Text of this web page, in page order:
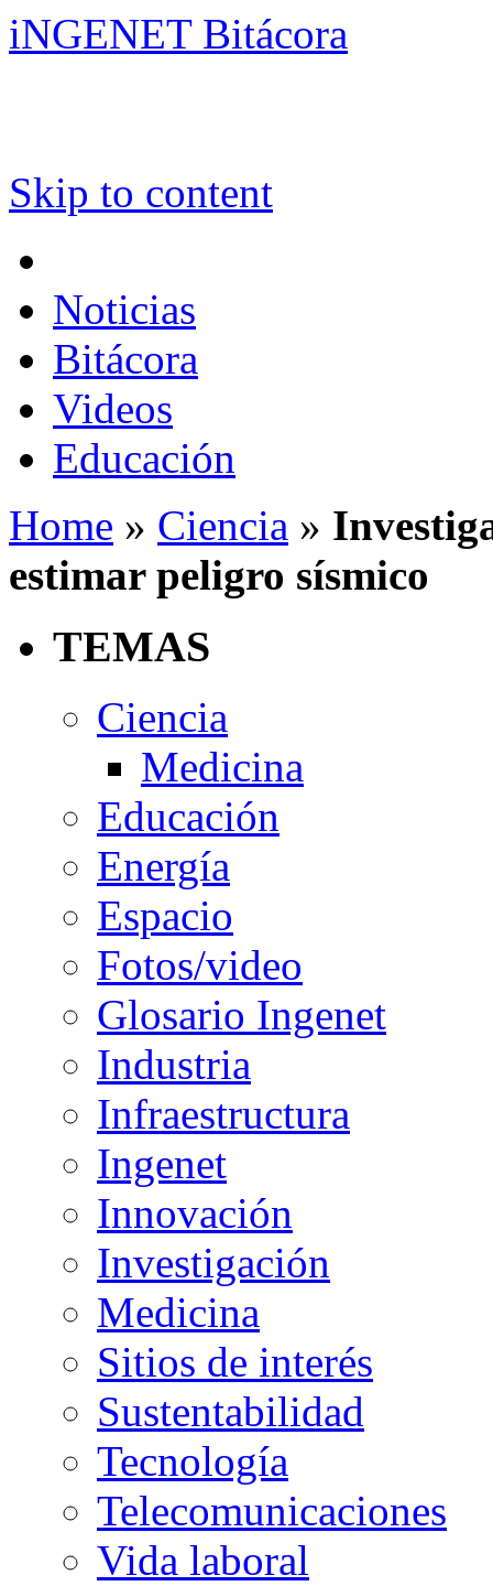
iNGENET Bitácora
Skip to content
Noticias
Bitácora
Videos
Educación
Home » Ciencia »
estimar peligro sísmico
TEMAS
Ciencia
Medicina
Educación
Energía
Espacio
Fotos/video
Glosario Ingenet
Industria
Infraestructura
Ingenet
Innovación
Investigación
Medicina
Sitios de interés
Sustentabilidad
Tecnología
Telecomunicaciones
Vida laboral